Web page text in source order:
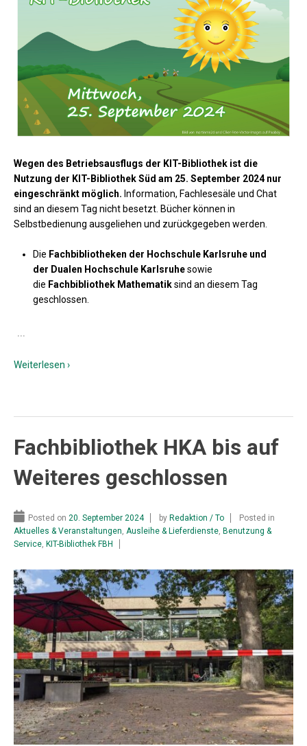
Wegen des Betriebsausflugs der KIT-Bibliothek ist die
Nutzung der KIT-Bibliothek Süd am 25. September 2024 nur
eingeschränkt möglich. Information, Fachlesesäle und Chat
sind an diesem Tag nicht besetzt. Bücher können in
Selbstbedienung ausgeliehen und zurückgegeben werden.
Die Fachbibliotheken der Hochschule Karlsruhe und
der Dualen Hochschule Karlsruhesowie
die Fachbibliothek Mathematiksind an diesem Tag
geschlossen.
…
Weiterlesen ›
Fachbibliothek HKA bis auf
Weiteres geschlossen
Posted on 20. September 2024 by Redaktion / To
Posted in
Aktuelles & Veranstaltungen, Ausleihe & Lieferdienste, Benutzung &
Service, KIT-Bibliothek FBH